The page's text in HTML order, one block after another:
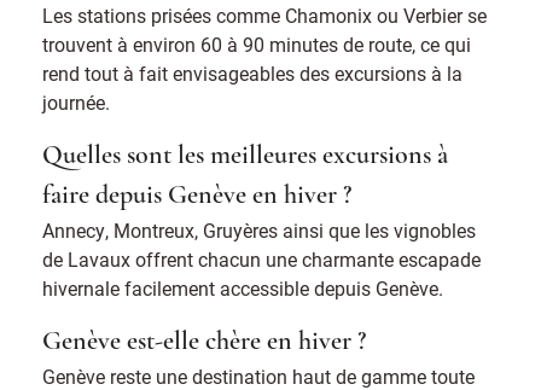
Les stations prisées comme Chamonix ou Verbier se
trouvent à environ 60 à 90 minutes de route, ce qui
rend tout à fait envisageables des excursions à la
journée.
Quelles sont les meilleures excursions à
faire depuis Genève en hiver ?
Annecy, Montreux, Gruyères ainsi que les vignobles
de Lavaux offrent chacun une charmante escapade
hivernale facilement accessible depuis Genève.
Genève est-elle chère en hiver ?
Genève reste une destination haut de gamme toute